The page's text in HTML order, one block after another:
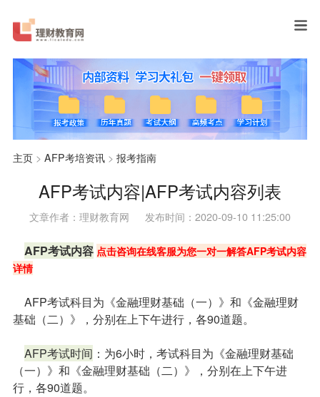
主页> AFP考培资讯> 报考指南
AFP考试内容|AFP考试内容列表
文章作者：理财教育网 发布时间：2020-09-10 11:25:00
AFP考试内容 点击咨询在线客服为您一对一解答AFP考试内容
详情
AFP考试科目为《金融理财基础（一）》和《金融理财
基础（二）》，分别在上下午进行，各90道题。
AFP考试时间 ：为6小时，考试科目为《金融理财基础
（一）》和《金融理财基础（二）》，分别在上下午进
行，各90道题。